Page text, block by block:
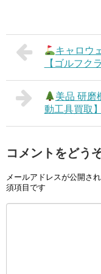
キャロウ
【ゴルフク
美品 研
動工具買取】
コメントをどう
メールアドレスが公開さ
須項目です